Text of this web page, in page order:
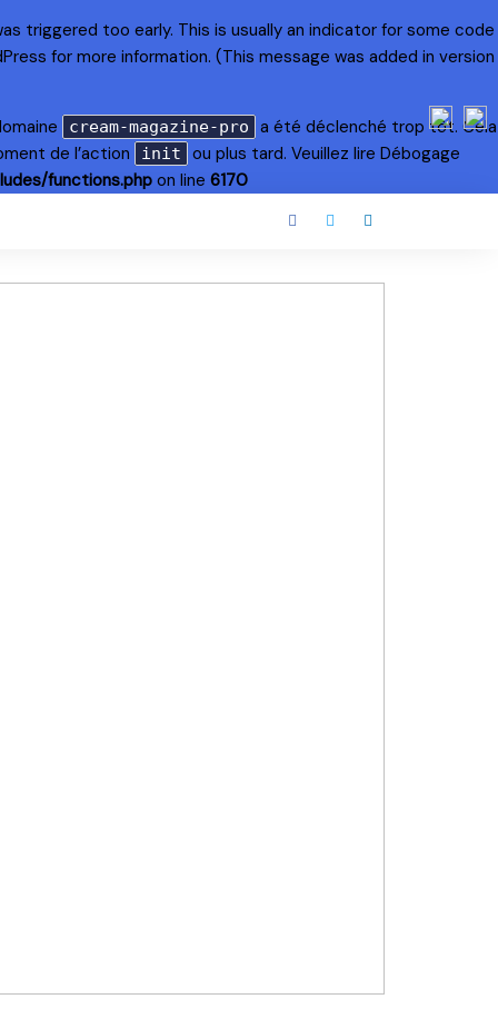
triggered too early. This is usually an indicator for some code
for more information. (This message was added in version
cream-magazine-pro
a été déclenché trop tôt. Cela
de l’action
init ou plus tard. Veuillez lire Débogage
functions.php on line 6170